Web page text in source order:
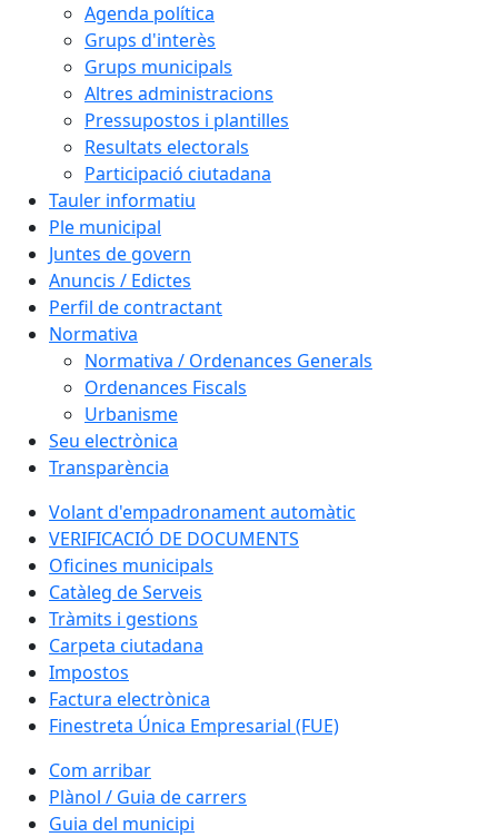
Agenda política
Grups d'interès
Grups municipals
Altres administracions
Pressupostos i plantilles
Resultats electorals
Participació ciutadana
Tauler informatiu
Ple municipal
Juntes de govern
Anuncis / Edictes
Perfil de contractant
Normativa
Normativa / Ordenances Generals
Ordenances Fiscals
Urbanisme
Seu electrònica
Transparència
Volant d'empadronament automàtic
VERIFICACIÓ DE DOCUMENTS
Oficines municipals
Catàleg de Serveis
Tràmits i gestions
Carpeta ciutadana
Impostos
Factura electrònica
Finestreta Única Empresarial (FUE)
Com arribar
Plànol / Guia de carrers
Guia del municipi